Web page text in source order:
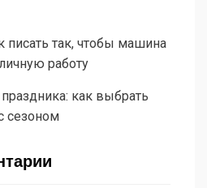
так, чтобы машина
работу
как выбрать
сезоном